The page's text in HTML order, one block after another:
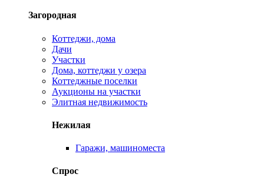
Загородная
Коттеджи, дома
Дачи
Участки
Дома, коттеджи у озера
Коттеджные поселки
Аукционы на участки
Элитная недвижимость
Нежилая
Гаражи, машиноместа
Спрос